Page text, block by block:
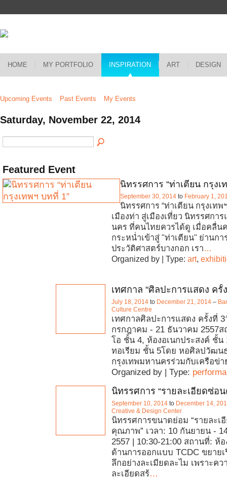
HOME MY PORTFOLIO INSPIRATION ART DESIGN
Upcoming Events Past Events My Events
Saturday, November 22, 2014
Featured Event
นิทรรศการ “ท่าเตียน กรุงเ
September 30, 2014 to February 1,
นิทรรศการ “ท่าเตียน กรุงเทพ
เมืองท่า สู่เมืองเที่ยว นิทรรศกา
นคร ที่คนไทยควรได้ดู เมื่อคลื่น
กระหน่ำเข้าสู่ "ท่าเตียน" ย่านก
ประวัติศาสตร์บางกอก เรา
Organized by | Type: art,
เทศกาล "ศิลปะการแสดง ครั้
July 18, 2014 to December 21, 2014 –
Culture Centre
เทศกาลศิลปะการแสดง ครั้งที่
กรกฎาคม - 21 ธันวาคม 2557
โอ ชั้น 4, ห้องอเนกประสงค์ ชั้น
ทอเรียม ชั้น 5โดย หอศิลปวัฒน
กรุงเทพมหานครร่วมกับเครือข่า
Organized by | Type:
นิทรรศการ “รายละเอียดซ่อ
September 10, 2014 to December 14,
Creative & Design Center
นิทรรศการขนาดย่อม “รายละเ
คุณภาพ” เวลา: 10 กันยายน -
2557 | 10:30-21:00 สถานที่: ห้
ด้านการออกแบบ TCDC ขยายเ
ลึกอย่างละเมียดละไม เพราะคว
ละเอียดสร้…